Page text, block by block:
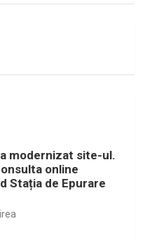
a modernizat site-ul.
online
Stația de Epurare